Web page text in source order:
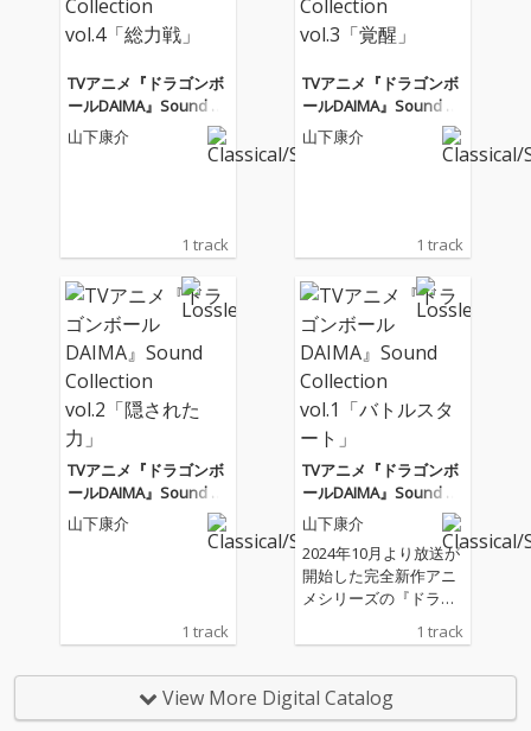
TVアニメ『ドラゴンボ
ールDAIMA』Sound C
ollection vol.4「総力
戦」
山下康介
1 track
TVアニメ『ドラゴンボ
ールDAIMA』Sound C
ollection vol.3「覚醒」
山下康介
1 track
TVアニメ『ドラゴンボ
ールDAIMA』Sound C
ollection vol.2「隠され
た力」
山下康介
1 track
TVアニメ『ドラゴンボ
ールDAIMA』Sound C
ollection vol.1「バトル
スタート」
山下康介
2024年10月より放送が
開始した完全新作アニ
メシリーズの『ドラゴ
ンボールDAIMA』のオ
リジナル・サウンドト
で使用された「隠され
た力」を配信します。
1 track
View More Digital Catalog